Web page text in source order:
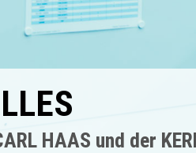
HAAS und der